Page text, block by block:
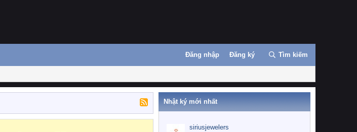
Đăng nhập Đăng ký Tìm kiếm
Nhật ký mới nhất
siriusjewelers